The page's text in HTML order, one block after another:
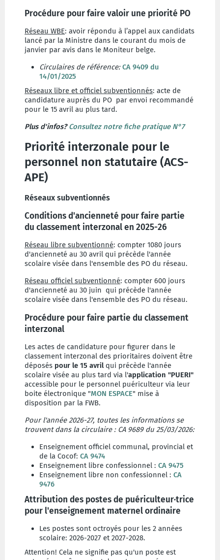
Procédure pour faire valoir une priorité PO
Réseau WBE: avoir répondu à l’appel aux candidats
lancé par la Ministre dans le courant du mois de
janvier par avis dans le Moniteur belge.
Circulaires de référence:CA 9409 du
14/01/2025
Réseaux libre et officiel subventionnés: acte de
candidature auprès du PO par envoi recommandé
pour le 15 avril au plus tard.
Plus d'infos? Consultez notre fiche pratique N°7
Priorité interzonale pour le
personnel non statutaire (ACS-
APE)
Réseaux subventionnés
Conditions d'ancienneté pour faire partie
du classement interzonal en 2025-26
Réseau libre subventionné: compter 1080 jours
d'ancienneté au 30 avril qui précède l'année
scolaire visée dans l'ensemble des PO du réseau.
Réseau officiel subventionné: compter 600 jours
d'ancienneté au 30 juin qui précède l'année
scolaire visée dans l'ensemble des PO du réseau.
Procédure pour faire partie du classement
interzonal
Les actes de candidature pour figurer dans le
classement interzonal des prioritaires doivent être
déposés pour le 15 avrilqui précède l'année
scolaire visée au plus tard via l'application "PUERI"
accessible pour le personnel puériculteur via leur
boite électronique "MON ESPACE" mise à
disposition par la FWB.
Pour l'année 2026-27, toutes les informations se
trouvent dans la circulaire : CA 9689 du 25/03/2026:
Enseignement officiel communal, provincial et
de la Cocof: CA 9474
Enseignement libre confessionnel : CA 9475
Enseignement libre non confessionnel : CA
9476
Attribution des postes de puériculteur·trice
pour l'enseignement maternel ordinaire
Les postes sont octroyés pour les 2 années
scolaire: 2026-2027 et 2027-2028.
Attention! Cela ne signifie pas qu'un poste est